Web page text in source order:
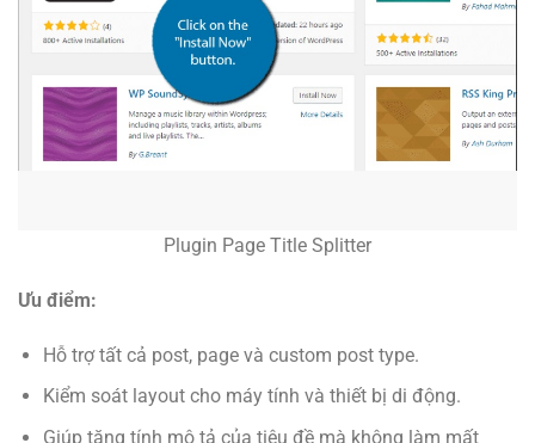
Plugin Page Title Splitter
Ưu điểm:
Hỗ trợ tất cả post, page và custom post type.
Kiểm soát layout cho máy tính và thiết bị di động.
Giúp tăng tính mô tả của tiêu đề mà không làm mất